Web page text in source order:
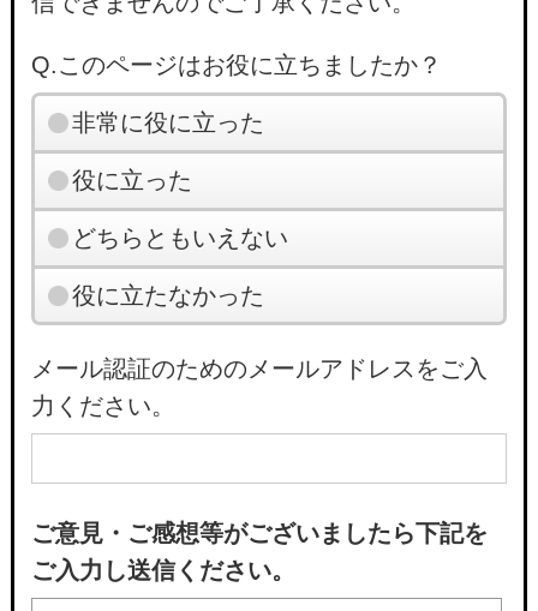
Q.このページはお役に立ちましたか？
非常に役に立った
役に立った
どちらともいえない
役に立たなかった
メール認証のためのメールアドレスをご入
力ください。
ご意見・ご感想等がございましたら下記を
ご入力し送信ください。